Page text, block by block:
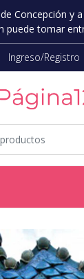
Concepción y
puede tomar
Ingreso/Registro